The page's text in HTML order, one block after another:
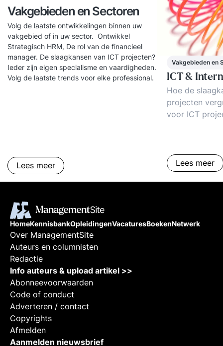
Vakgebieden en Sectoren
Volg de laatste ontwikkelingen binnen uw
vakgebied of in uw sector. Ontwikkel
Strategisch HRM, De rol van de financieel
manager. De slaagkansen van ICT projecten?
Ieder zijn eigen specialisme en vaardigheden.
Volg de laatste trends voor elke professional.
Lees meer
Vakgebieden en
ICT &
Hoe de
projecten
voor ICT
Lees meer
HomeKennisbankOpleidingenVacaturesBoekenNetwerk
Over ManagementSite
Auteurs en columnisten
Redactie
Info auteurs & upload artikel >>
Abonneevoorwaarden
Code of conduct
Adverteren / contact
Copyrights
Afmelden
Aanmelden nieuwsbrief